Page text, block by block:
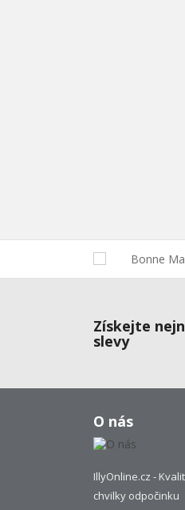
Získejte
slevy
O nás
IllyOnline.cz -
chvilky odpočinku